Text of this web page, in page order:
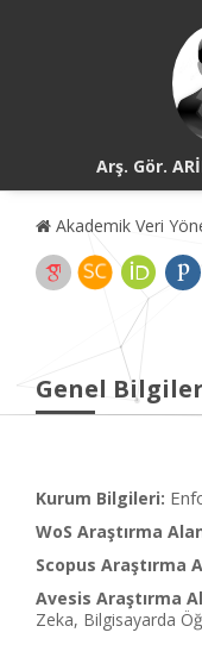
Arş. Gör.
Akademik Veri
Genel Bilgiler
Kurum Bilgileri:
WoS Araştırma
Scopus Araştırma
Avesis Araştırma
Zeka, Bilgisayarda